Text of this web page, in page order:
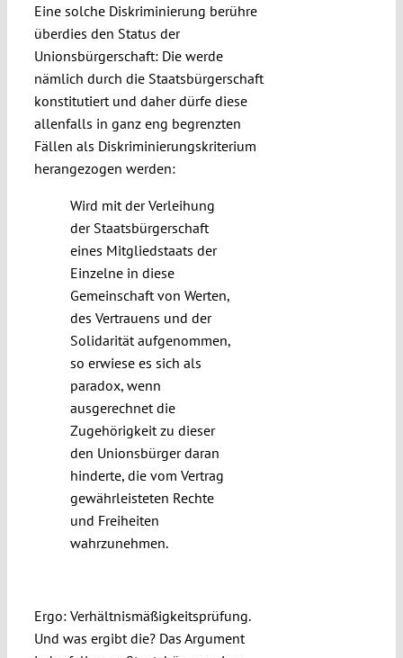
Eine solche Diskriminierung berühre
überdies den Status der
Unionsbürgerschaft: Die werde
nämlich durch die Staatsbürgerschaft
konstitutiert und daher dürfe diese
allenfalls in ganz eng begrenzten
Fällen als Diskriminierungskriterium
herangezogen werden:
Wird mit der Verleihung
der Staatsbürgerschaft
eines Mitgliedstaats der
Einzelne in diese
Gemeinschaft von Werten,
des Vertrauens und der
Solidarität aufgenommen,
so erwiese es sich als
paradox, wenn
ausgerechnet die
Zugehörigkeit zu dieser
den Unionsbürger daran
hinderte, die vom Vertrag
gewährleisteten Rechte
und Freiheiten
wahrzunehmen.
Ergo: Verhältnismäßigkeitsprüfung.
Und was ergibt die? Das Argument